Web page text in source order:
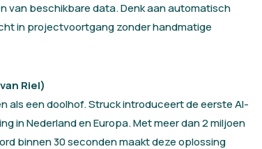
van beschikbare data. Denk aan automatisch
in projectvoortgang zonder handmatige
Riel)
als een doolhof. Struck introduceert de eerste AI-
in Nederland en Europa. Met meer dan 2 miljoen
binnen 30 seconden maakt deze oplossing